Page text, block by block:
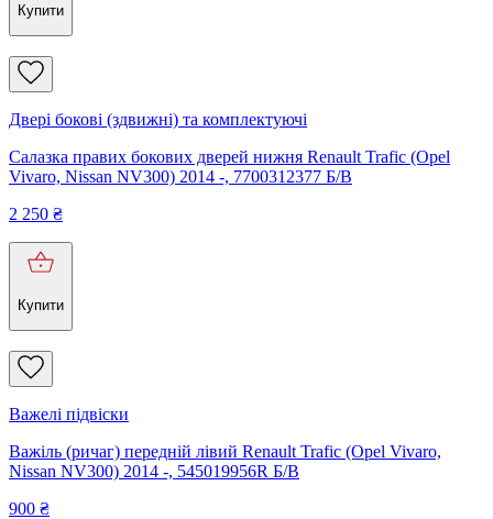
Купити
Двері бокові (здвижні) та комплектуючі
Салазка правих бокових дверей нижня Renault Trafic (Opel
Vivaro, Nissan NV300) 2014 -, 7700312377 Б/В
2 250 ₴
Купити
Важелі підвіски
Важіль (ричаг) передній лівий Renault Trafic (Opel Vivaro,
Nissan NV300) 2014 -, 545019956R Б/В
900 ₴